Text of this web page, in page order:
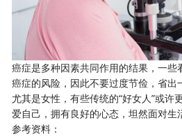
癌症是多种因素共同作用的结果，一些
癌症的风险，因此不要过度节俭，省出
尤其是女性，有些传统的“好女人”或许
爱自己，拥有良好的心态，坦然面对生
参考资料：